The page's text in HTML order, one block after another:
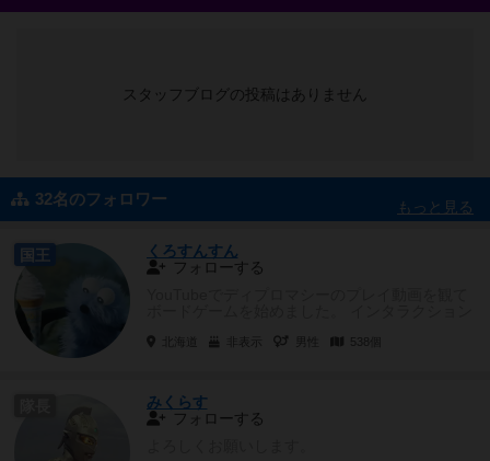
スタッフブログの投稿はありません
32名のフォロワー もっと見る
国王
くろすんすん
フォローする
非表示 538個
みくらす
フォローする